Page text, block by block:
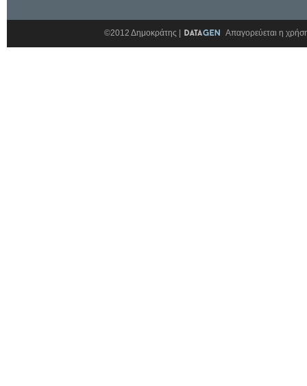
©2012 Δημοκράτης | Απαγορεύεται η